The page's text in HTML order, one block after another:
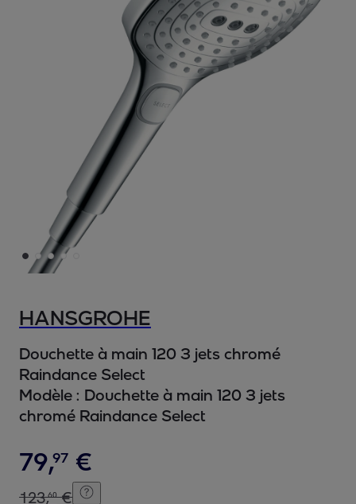
HANSGROHE
Douchette à main 120 3 jets chromé
Raindance Select
Modèle : Douchette à main 120 3 jets
chromé Raindance Select
79,97 €
123,60 €